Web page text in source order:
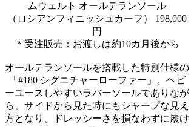
ムウェルト オールテランソール
（ロシアンフィニッシュカーフ） 198,000
円
＊受注販売：お渡しは約10カ月後から
オールテランソールを搭載した特別仕様の
「#180 シグニチャーローファー」。ヘビ
ーユースしやすいラバーソールでありなが
ら、サイドから見た時にもシャープな見え
方となり、ドレッシーさを損なわずに履け